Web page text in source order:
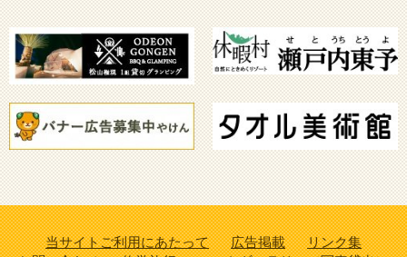
当サイトご利用にあたって 広告掲載
リンク集